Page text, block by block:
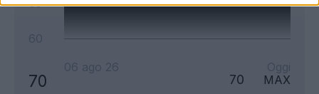
65
70 70 MAX